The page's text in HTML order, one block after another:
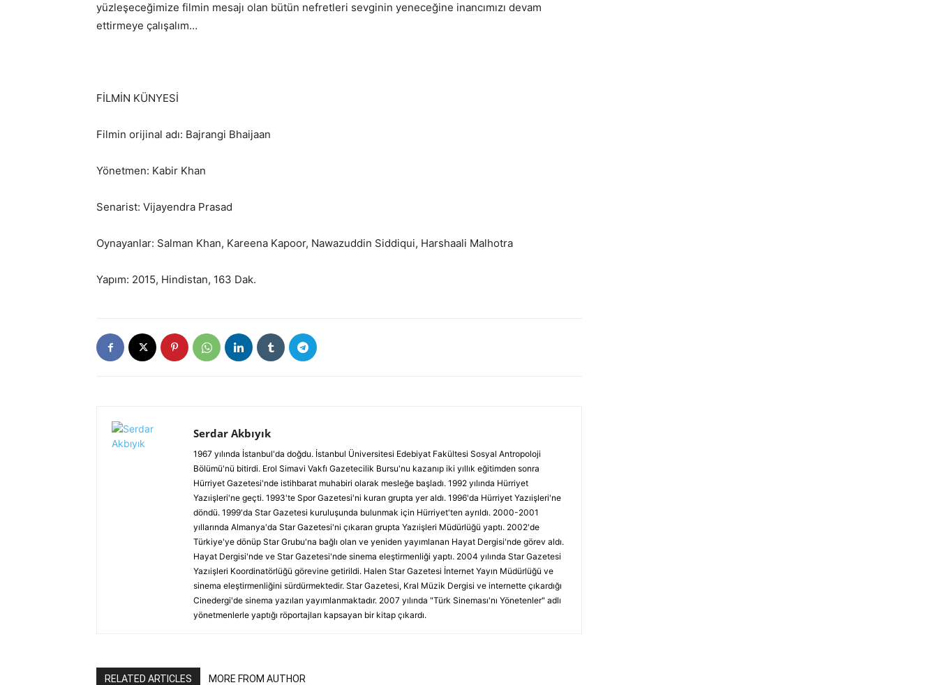
yüzleşeceğimize filmin mesajı olan bütün nefretleri sevginin yeneceğine inancımızı devam
ettirmeye çalışalım…
FİLMİN KÜNYESİ
Filmin orijinal adı: Bajrangi Bhaijaan
Yönetmen: Kabir Khan
Senarist: Vijayendra Prasad
Oynayanlar: Salman Khan, Kareena Kapoor, Nawazuddin Siddiqui, Harshaali Malhotra
Yapım: 2015, Hindistan, 163 Dak.
Serdar Akbıyık
1967 yılında İstanbul'da doğdu. İstanbul Üniversitesi Edebiyat Fakültesi Sosyal Antropoloji
Bölümü'nü bitirdi. Erol Simavi Vakfı Gazetecilik Bursu'nu kazanıp iki yıllık eğitimden sonra
Hürriyet Gazetesi'nde istihbarat muhabiri olarak mesleğe başladı. 1992 yılında Hürriyet
Yazıişleri'ne geçti. 1993'te Spor Gazetesi'ni kuran grupta yer aldı. 1996'da Hürriyet Yazıişleri'ne
döndü. 1999'da Star Gazetesi kuruluşunda bulunmak için Hürriyet'ten ayrıldı. 2000-2001
yıllarında Almanya'da Star Gazetesi'ni çıkaran grupta Yazıişleri Müdürlüğü yaptı. 2002'de
Türkiye'ye dönüp Star Grubu'na bağlı olan ve yeniden yayımlanan Hayat Dergisi'nde görev aldı.
Hayat Dergisi'nde ve Star Gazetesi'nde sinema eleştirmenliği yaptı. 2004 yılında Star Gazetesi
Yazıişleri Koordinatörlüğü görevine getirildi. Halen Star Gazetesi İnternet Yayın Müdürlüğü ve
sinema eleştirmenliğini sürdürmektedir. Star Gazetesi, Kral Müzik Dergisi ve internette çıkardığı
Cinedergi'de sinema yazıları yayımlanmaktadır. 2007 yılında "Türk Sineması'nı Yönetenler" adlı
yönetmenlerle yaptığı röportajları kapsayan bir kitap çıkardı.
RELATED ARTICLES MORE FROM AUTHOR